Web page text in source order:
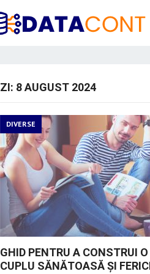
ZI: 8 AUGUST 2024
DIVERSE
GHID PENTRU A CONSTRUI O
CUPLU SĂNĂTOASĂ ȘI